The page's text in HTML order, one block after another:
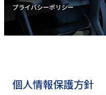
プライバシーポリシー
個人情報保護方針